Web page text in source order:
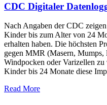
CDC Digitaler
Nach Angaben der CDC
Kinder bis zum Alter von 24
erhalten haben. Die höchsten
gegen MMR (Masern,
Windpocken oder Varizellen
Kinder bis 24 Monate diese
Read More